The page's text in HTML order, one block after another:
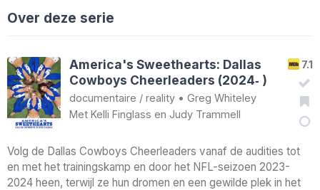
Over deze serie
7.1
America's Sweethearts: Dallas
Cowboys Cheerleaders (2024‑ )
documentaire / reality • Greg Whiteley
Met Kelli Finglass en Judy Trammell
Volg de Dallas Cowboys Cheerleaders vanaf de audities tot
en met het trainingskamp en door het NFL-seizoen 2023-
2024 heen, terwijl ze hun dromen en een gewilde plek in het